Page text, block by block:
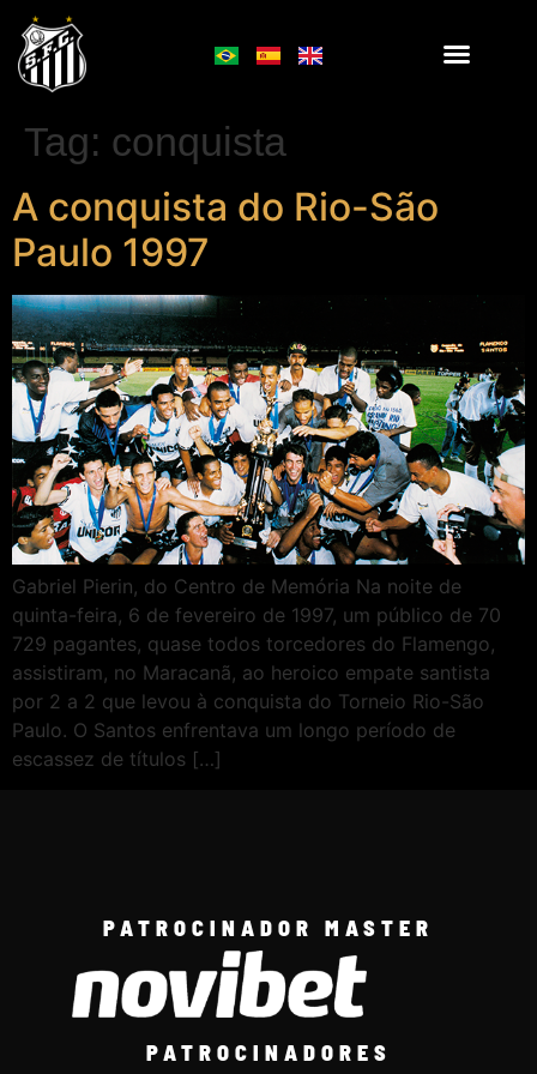
Tag: conquista
A conquista do Rio-São
Paulo 1997
Gabriel Pierin, do Centro de Memória Na noite de
quinta-feira, 6 de fevereiro de 1997, um público de 70
729 pagantes, quase todos torcedores do Flamengo,
assistiram, no Maracanã, ao heroico empate santista
por 2 a 2 que levou à conquista do Torneio Rio-São
Paulo. O Santos enfrentava um longo período de
escassez de títulos […]
PATROCINADOR MASTER
PATROCINADORES